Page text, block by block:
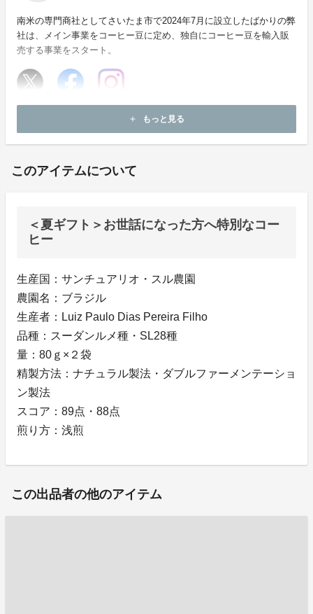
南米の専門商社としてさいたま市で2024年7月に設立したばかりの弊
社は、メイン事業をコーヒー豆に定め、独自にコーヒー豆を輸入販
売する事業をスタート。
add もっと見る
このアイテムについて
＜夏ギフト＞お世話になった方へ特別なコー
ヒー
生産国：サンチュアリオ・スル農園
農園名：ブラジル
生産者：Luiz Paulo Dias Pereira Filho
品種：スーダンルメ種・SL28種
量：80ｇ×２袋
精製方法：ナチュラル製法・ダブルファーメンテーショ
ン製法
スコア：89点・88点
煎り方：浅煎
この出品者の他のアイテム